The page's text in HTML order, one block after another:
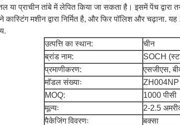
या प्राचीन तांबे में लेपित किया जा सकता है। इसमें पेंच
कास्टिंग मशीन द्वारा निर्मित है, और फिर पॉलिश और चढ़ाना.
उत्पत्ति का स्थान:
चीन
ब्रांड नाम:
SOCH
प्रमाणीकरण:
एसजीएस,
मॉडल संख्याः
ZH004NP
MOQ:
1000 पीसी
मूल्यः
2-2.5
पैकेजिंग विवरणः
बक्सा